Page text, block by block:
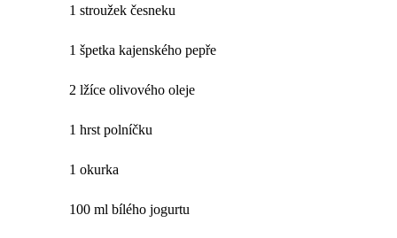
1 stroužek česneku
1 špetka kajenského pepře
2 lžíce olivového oleje
1 hrst polníčku
1 okurka
100 ml bílého jogurtu